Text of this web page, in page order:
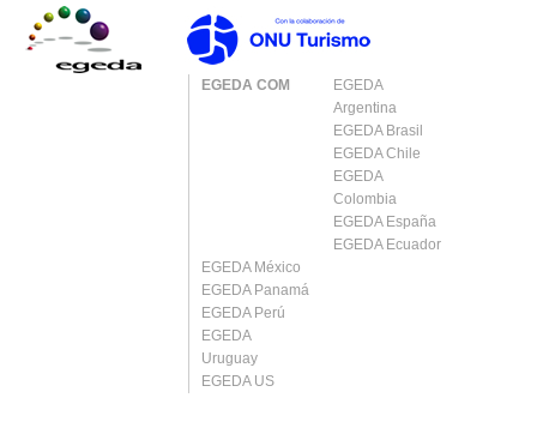
EGEDA COM
EGEDA
Argentina
EGEDA Brasil
EGEDA Chile
EGEDA
Colombia
EGEDA España
EGEDA Ecuador
EGEDA México
EGEDA Panamá
EGEDA Perú
EGEDA
Uruguay
EGEDA US